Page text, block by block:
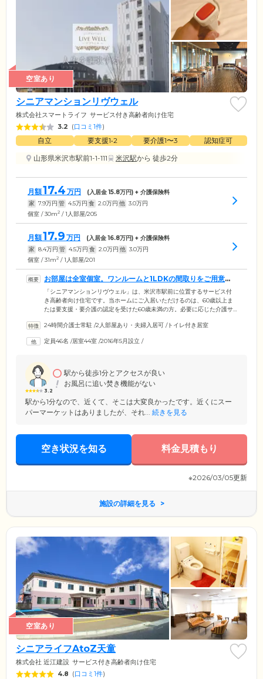
空室あり
シニアマンションリヴウェル
株式会社スマートライフ サービス付き高齢者向け住宅
3.2 (口コミ1件)
自立 要支援1•2 要介護1〜3
認知症可
山形県米沢市駅前1-1-111
米沢駅から 徒歩2分
月額17.4 万円 (入居金15.8万円) + 介護保険料
家 7.9万円 管 4.5万円 食 2.0万円 他 3.0万円
個室 / 30m2 / 1人部屋/205
月額17.9 万円 (入居金16.8万円) + 介護保険料
家 8.4万円 管 4.5万円 食 2.0万円 他 3.0万円
個室 / 31m2 / 1人部屋/201
お部屋は全室個室。ワンルームと1LDKの間取りをご用意し
ています
「シニアマンションリヴウェル」は、米沢市駅前に位置するサービス付
き高齢者向け住宅です。当ホームにご入居いただけるのは、60歳以上ま
たは要支援・要介護の認定を受けた60歳未満の方。必要に応じた介護サ
の建物のなかに、全38室の個室をご用意。おひとりでの生活にピッタリ
屋をご用意しています。各居室には、トイレ、独立洗面台、収納のほ
24時間介護士常駐 /2人部屋あり・夫婦入居可 /トイレ付き居室
定員46名 /居室44室 /2016年5月設立 /
3.2
駅から徒歩1分とアクセスが良い
お風呂に追い焚き機能がない
駅から1分なので、近くて、そこは大変良かったです。近くにスー
パーマーケットはありましたが、それ... 続きを見る
空き状況を知る 料金見積もり
※2026/03/05更新
施設の詳細を見る
空室あり
シニアライフAtoZ天童
株式会社 近江建設 サービス付き高齢者向け住宅
4.8 (口コミ1件)